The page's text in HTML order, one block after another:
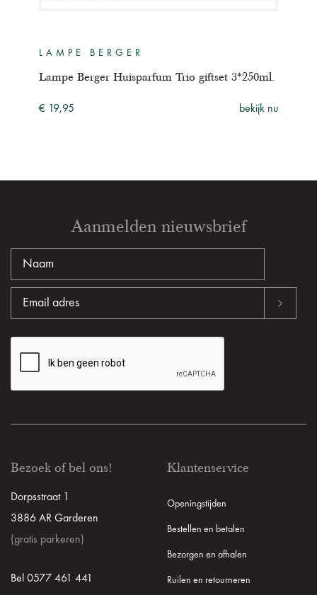
LAMPE BERGER
Lampe Berger Huisparfum Trio giftset 3*250ml.
€ 19,95 bekijk nu
Aanmelden nieuwsbrief
Bezoek of bel ons!
Dorpsstraat 1
3886 AR Garderen
(gratis parkeren)
Bel 0577 461 441
Klantenservice
Openingstijden
Bestellen en betalen
Bezorgen en afhalen
Ruilen en retourneren